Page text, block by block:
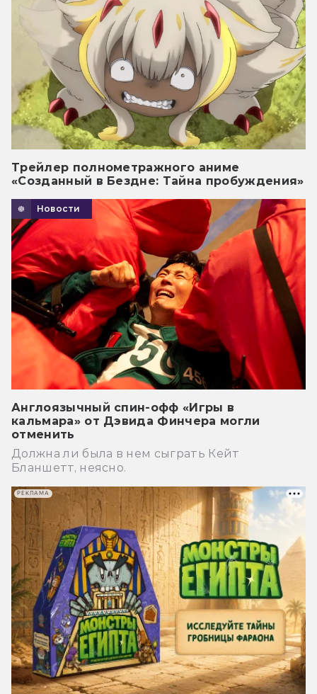
Трейлер полнометражного аниме
«Созданный в Бездне: Тайна пробуждения»
Новости
Англоязычный спин-офф «Игры в
кальмара» от Дэвида Финчера могли
отменить
Должна ли была в нем сыграть Кейт
Бланшетт, неясно.
РЕКЛАМА